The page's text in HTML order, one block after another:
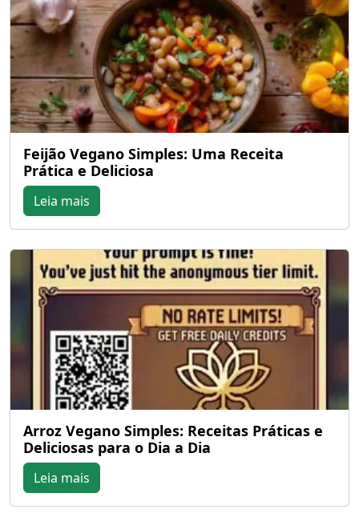
Feijão Vegano Simples: Uma Receita
Prática e Deliciosa
Leia mais
Arroz Vegano Simples: Receitas Práticas e
Deliciosas para o Dia a Dia
Leia mais